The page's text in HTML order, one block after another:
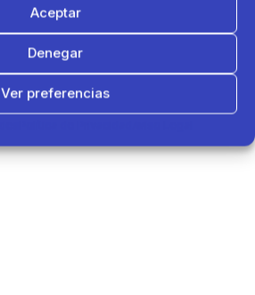
Aceptar
Denegar
Ver preferencias